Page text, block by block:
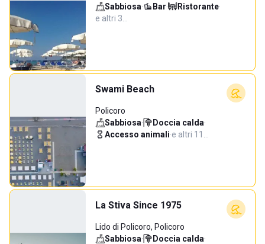
Sabbiosa· Bar· Ristorante·
e altri 3…
Swami Beach
Policoro
Sabbiosa· Doccia calda·
Accesso animali·e altri 11…
La Stiva Since 1975
Lido di Policoro, Policoro
Sabbiosa· Doccia calda·